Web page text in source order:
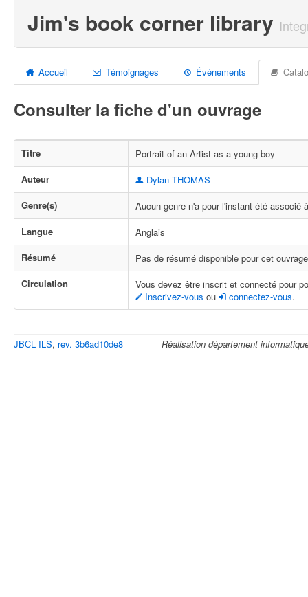
Jim's book corner library
Accueil Témoignages Événements
Consulter la fiche d'un ouvrage
Titre
Portrait of an Artist as a young boy
Auteur
Dylan THOMAS
Genre(s)
Aucun genre n'a pour l'instant été associé
Langue
Anglais
Résumé
Pas de résumé disponible pour cet ouvrage
Circulation
Vous devez être inscrit et connecté pour
Inscrivez-vous ou connectez-vous.
JBCL ILS, rev. 3b6ad10de8 Réalisation département